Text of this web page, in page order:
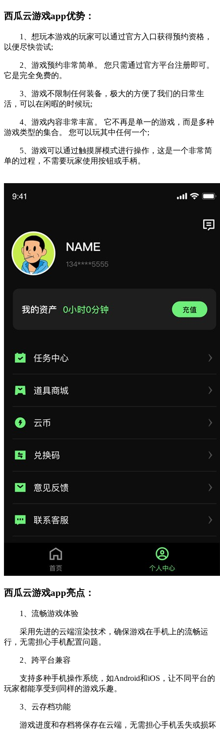
西瓜云游戏app优势：
1、想玩本游戏的玩家可以通过官方入口获得预约资格，
以便尽快尝试;
2、游戏预约非常简单。 您只需通过官方平台注册即可。
它是完全免费的。
3、游戏不限制任何装备，极大的方便了我们的日常生
活，可以在闲暇的时候玩;
4、游戏内容非常丰富。 它不再是单一的游戏，而是多种
游戏类型的集合。 您可以玩其中任何一个;
5、游戏可以通过触摸屏模式进行操作，这是一个非常简
单的过程，不需要玩家使用按钮或手柄。
西瓜云游戏app亮点：
1、流畅游戏体验
采用先进的云端渲染技术，确保游戏在手机上的流畅运
行，无需担心手机配置问题。
2、跨平台兼容
支持多种手机操作系统，如Android和iOS，让不同平台的
玩家都能享受到同样的游戏乐趣。
3、云存档功能
游戏进度和存档将保存在云端，无需担心手机丢失或损坏